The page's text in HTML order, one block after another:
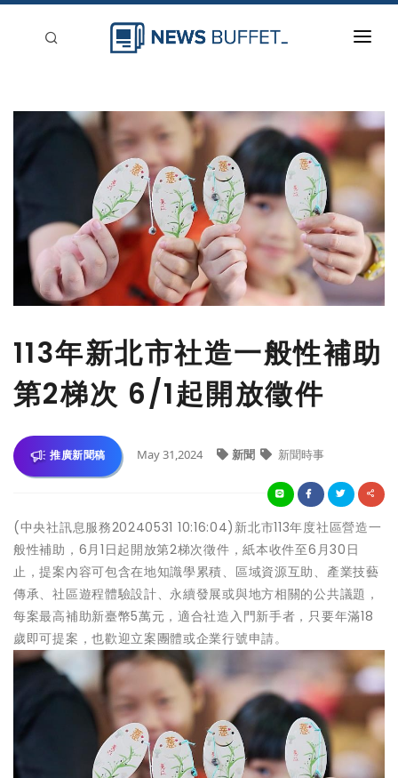
新聞稿分類
113年新北市社造一般性補助
第2梯次 6/1起開放徵件
推廣新聞稿 May 31,2024 新聞 新聞時事
(中央社訊息服務20240531 10:16:04)新北市113年度社區營造一
般性補助，6月1日起開放第2梯次徵件，紙本收件至6月30日
止，提案內容可包含在地知識學累積、區域資源互助、產業技藝
傳承、社區遊程體驗設計、永續發展或與地方相關的公共議題，
每案最高補助新臺幣5萬元，適合社造入門新手者，只要年滿18
歲即可提案，也歡迎立案團體或企業行號申請。